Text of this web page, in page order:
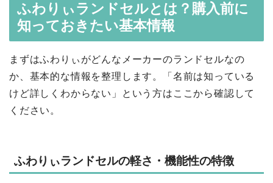
ふわりぃランドセルとは？購入前に
知っておきたい基本情報
まずはふわりぃがどんなメーカーのランドセルなの
か、基本的な情報を整理します。「名前は知っている
けど詳しくわからない」という方はここから確認して
ください。
ふわりぃランドセルの軽さ・機能性の特徴